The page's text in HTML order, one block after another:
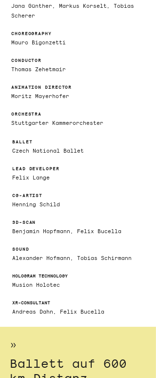
Jana Günther, Markus Korselt, Tobias
Scherer
CHOREOGRAPHY
Mauro Bigonzetti
CONDUCTOR
Thomas Zehetmair
ANIMATION DIRECTOR
Moritz Mayerhofer
ORCHESTRA
Stuttgarter Kammerorchester
BALLET
Czech National Ballet
LEAD DEVELOPER
Felix Lange
CG-ARTIST
Henning Schild
3D-SCAN
Benjamin Hopfmann, Felix Bucella
SOUND
Alexander Hofmann, Tobias Schirmann
HOLOGRAM TECHNOLOGY
Musion Holotec
XR-CONSULTANT
Andreas Dahn, Felix Bucella
»
Ballett auf 600